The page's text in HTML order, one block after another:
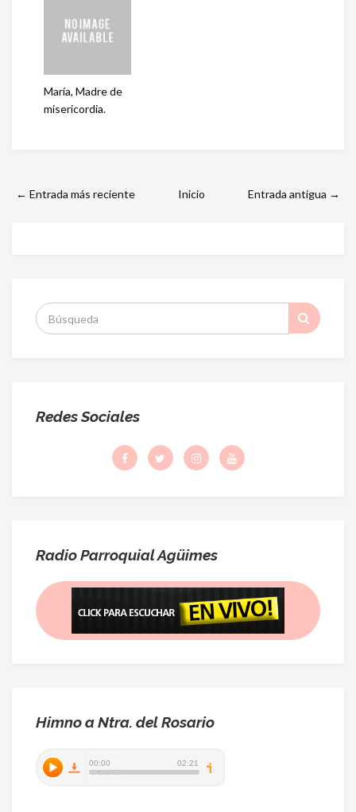
María, Madre de
misericordia.
← Entrada más reciente Entrada antigua →
Inicio
S
:
Redes Sociales
Radio Parroquial Agüimes
Himno a Ntra. del Rosario